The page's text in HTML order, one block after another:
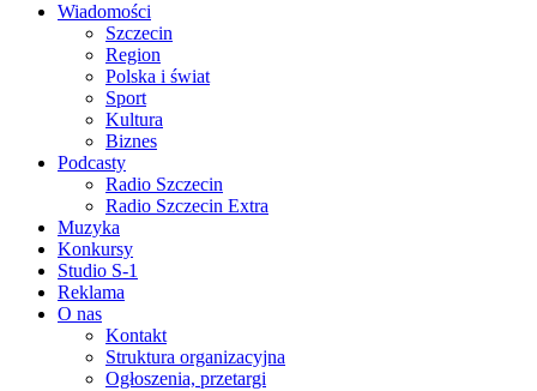
Wiadomości
Szczecin
Region
Polska i świat
Sport
Kultura
Biznes
Podcasty
Radio Szczecin
Radio Szczecin Extra
Muzyka
Konkursy
Studio S-1
Reklama
O nas
Kontakt
Struktura organizacyjna
Ogłoszenia, przetargi